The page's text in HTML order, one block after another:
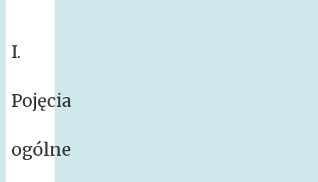
I.
Pojęcia
ogólne